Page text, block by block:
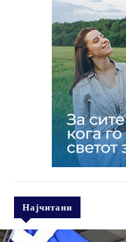
Најчитани